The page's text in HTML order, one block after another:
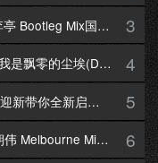
王宇宙Leto&乔浚丞 - 若月亮没来(Eltee李亭 Bootleg Mix国语合唱) 3
【172Mix独家】东木木&虎爷慧声慧影 - 我是飘零的尘埃(Dj十三 Melbourne Mix国语男) 4
廉江Dj锋少-国粤语FunkyHouse音乐辞旧迎新带你全新启航跨年专辑172Mix串烧 5
【172Mix独家】古惑仔 - 兴波作浪(MR.朝伟 Melbourne Mix粤语男) 6